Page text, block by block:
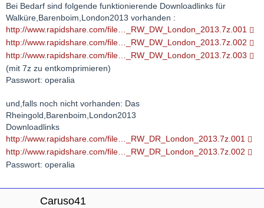
Bei Bedarf sind folgende funktionierende Downloadlinks für
Walküre,Barenboim,London2013 vorhanden :
http://www.rapidshare.com/file…_RW_DW_London_2013.7z.001
http://www.rapidshare.com/file…_RW_DW_London_2013.7z.002
http://www.rapidshare.com/file…_RW_DW_London_2013.7z.003
(mit 7z zu entkomprimieren)
Passwort: operalia
und,falls noch nicht vorhanden: Das
Rheingold,Barenboim,London2013
Downloadlinks
http://www.rapidshare.com/file…_RW_DR_London_2013.7z.001
http://www.rapidshare.com/file…_RW_DR_London_2013.7z.002
Passwort: operalia
Caruso41